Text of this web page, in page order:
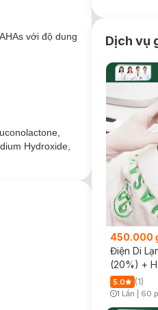
thể rửa sạch
với độ dung
Hydroxide,
Dịch vụ
450.000
Điện Di
(20%) +
5.0 (1)
1 Lần 60